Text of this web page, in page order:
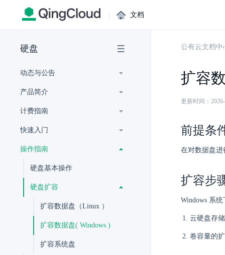
| 文档
硬盘
动态与公告
产品简介
计费指南
快速入门
操作指南
硬盘基本操作
硬盘扩容
扩容数据盘（Linux ）
扩容数据盘( Windows )
扩容系统盘
公有云文档中
扩容
更新时间：
前提条
在对数据盘
扩容步
Windows 系
云硬盘存
卷容量的